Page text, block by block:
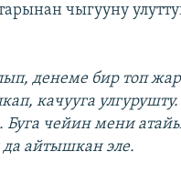
чыгууну
денеме бир топ
качууга
чейин мени
да айтышкан эле.